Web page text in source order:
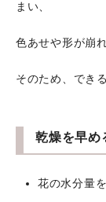
まい、
色あせや形が崩
そのため、でき
乾燥を早め
花の水分量